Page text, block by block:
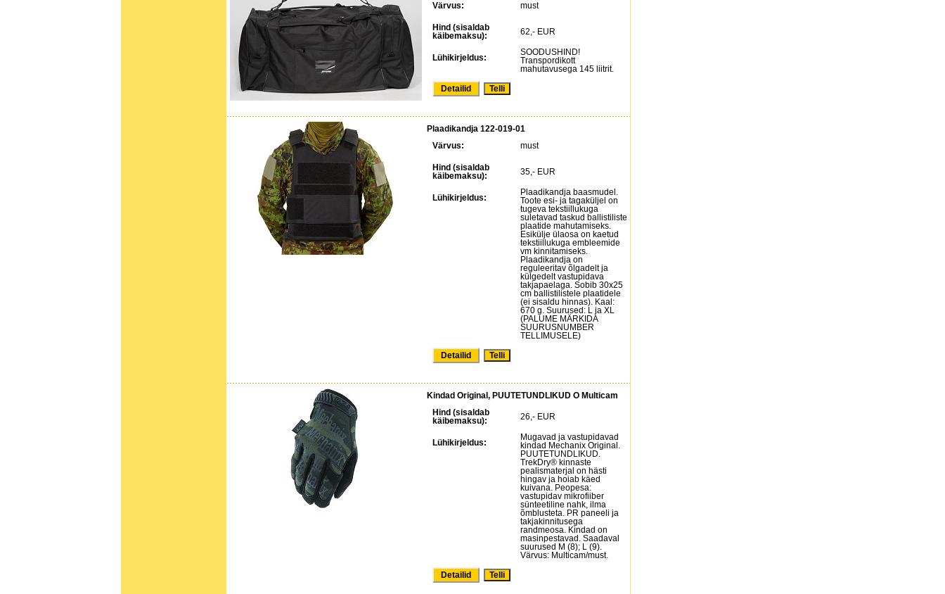
Värvus: must
Hind (sisaldab
käibemaksu):
62,- EUR
Lühikirjeldus:
SOODUSHIND!
Transpordikott
mahutavusega 145 liitrit.
Detailid
Plaadikandja 122-019-01
Värvus:
must
Hind (sisaldab
käibemaksu):
35,- EUR
Lühikirjeldus:
Plaadikandja baasmudel.
Toote esi- ja tagaküljel on
tugeva tekstiillukuga
suletavad taskud ballistiliste
plaatide mahutamiseks.
Esikülje ülaosa on kaetud
tekstiillukuga embleemide
vm kinnitamiseks.
Plaadikandja on
reguleeritav õlgadelt ja
külgedelt vastupidava
takjapaelaga. Sobib 30x25
cm ballistilistele plaatidele
(ei sisaldu hinnas). Kaal:
670 g. Suurused: L ja XL
(PALUME MÄRKIDA
SUURUSNUMBER
TELLIMUSELE)
Detailid
Kindad Original, PUUTETUNDLIKUD O Multicam
Hind (sisaldab
käibemaksu):
26,- EUR
Lühikirjeldus:
Mugavad ja vastupidavad
kindad Mechanix Original.
PUUTETUNDLIKUD.
TrekDry® kinnaste
pealismaterjal on hästi
hingav ja hoiab käed
kuivana. Peopesa:
vastupidav mikrofiiber
sünteetiline nahk, ilma
õmblusteta. PR paneeli ja
takjakinnitusega
randmeosa. Kindad on
masinpestavad. Saadaval
suurused M (8); L (9).
Värvus: Multicam/must.
Detailid